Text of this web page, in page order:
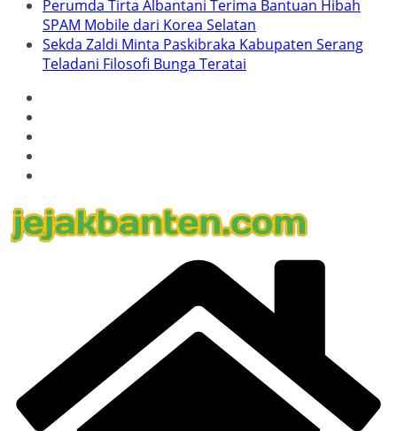
Perumda Tirta Albantani Terima Bantuan Hibah
SPAM Mobile dari Korea Selatan
Sekda Zaldi Minta Paskibraka Kabupaten Serang
Teladani Filosofi Bunga Teratai